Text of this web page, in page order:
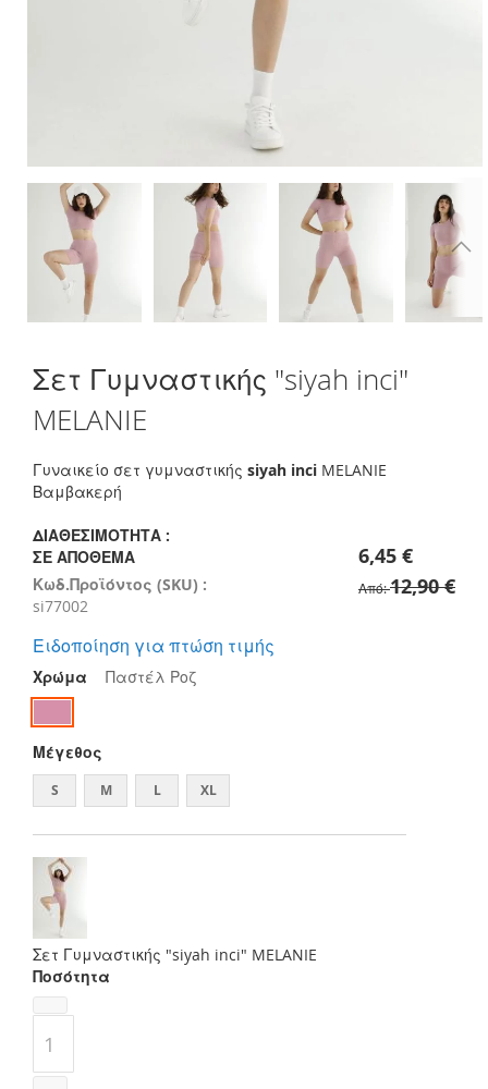
to
beginning
the
images
Σετ Γυμναστικής "siyah inci"
MELANIE
Γυναικείο σετ γυμναστικής siyah inci MELANIE
Βαμβακερή
ΔΙΑΘΕΣΙΜΌΤΗΤΑ :
ΣΕ ΑΠΌΘΕΜΑ
Κωδ.Προϊόντος (SKU) :
si77002
6,45 €
Από 12,90 €
Ειδοποίηση για πτώση τιμής
Χρώμα Παστέλ Ροζ
Μέγεθος
S M L XL
Σετ Γυμναστικής "siyah inci" MELANIE
Ποσότητα